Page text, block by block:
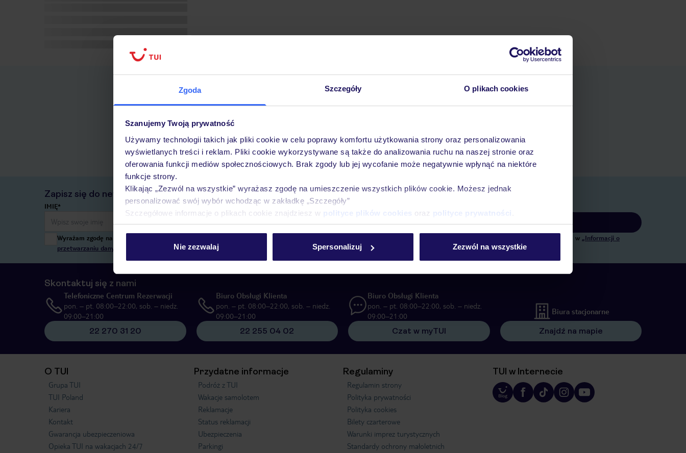
Zgoda Szczegóły O plikach cookies
Szanujemy Twoją prywatność
Używamy technologii takich jak pliki cookie w celu poprawy komfortu użytkowania strony oraz personalizowania
wyświetlanych treści i reklam. Pliki cookie wykorzystywane są także do analizowania ruchu na naszej stronie oraz
oferowania funkcji mediów społecznościowych. Brak zgody lub jej wycofanie może negatywnie wpłynąć na niektóre
funkcje strony.
Klikając „Zezwól na wszystkie” wyrażasz zgodę na umieszczenie wszystkich plików cookie. Możesz jednak
personalizować swój wybór wchodząc w zakładkę „Szczegóły”
Szczegółowe informacje o plikach cookie znajdziesz w polityce plików cookies oraz polityce prywatności
Nie zezwalaj Spersonalizuj Zezwól na wszystkie
Pobierz bezpłatną aplikację TUI
Szybkie wyszukiwanie i przeglądanie ofert
Kontakt z TUI i wszystkie informacje o Twojej rezerwacji w myTUI
Zapisz się do newslettera
IMIĘ* E-MAIL*
Zapisz się
Wyrażam zgodę na przetwarzanie danych osobowych przez TUI Poland Sp. z o.o. i TUI Poland Dystrybucja Sp. z o.o. w celach marketingowych, w zakresie oraz celu wskazanym w „Informacji o
przetwarzaniu danych osobowych”
, poprzez elektroniczną formę komunikacji (e-mail), także z użyciem tzw. automatycznych systemów wywołujących.
Skontaktuj się z nami
Telefoniczne Centrum Rezerwacji
pon. – pt. 08:00–22:00, sob. – niedz.
09:00–21:00
22 270 31 20
Biuro Obsługi Klienta
pon. – pt. 08:00–22:00, sob. – niedz.
09:00–21:00
22 255 04 02
Biuro Obsługi Klienta
pon. – pt. 08:00–22:00, sob. – niedz.
09:00–21:00
Czat w myTUI
Biura stacjonarne
Znajdź na mapie
O TUI
Grupa TUI
TUI Poland
Kariera
Kontakt
Gwarancja ubezpieczeniowa
Opieka TUI na wakacjach 24/7
Przydatne informacje
Podróż z TUI
Wakacje samolotem
Reklamacje
Status reklamacji
Ubezpieczenia
Parkingi
Regulaminy
Regulamin strony
Polityka prywatności
Polityka cookies
Bilety czarterowe
Warunki imprez turystycznych
Standardy ochrony małoletnich
TUI w Internecie